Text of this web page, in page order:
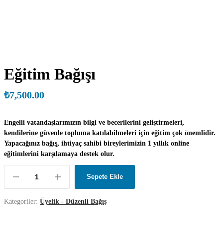
Eğitim Bağışı
₺7,500.00
Engelli vatandaşlarımızın bilgi ve becerilerini geliştirmeleri,
kendilerine güvenle topluma katılabilmeleri için eğitim çok önemlidir.
Yapacağınız bağış, ihtiyaç sahibi bireylerimizin 1 yıllık online
eğitimlerini karşılamaya destek olur.
Sepete Ekle
Kategoriler: Üyelik - Düzenli Bağış